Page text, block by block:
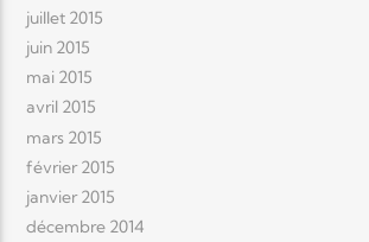
juillet 2015
juin 2015
mai 2015
avril 2015
mars 2015
février 2015
janvier 2015
décembre 2014